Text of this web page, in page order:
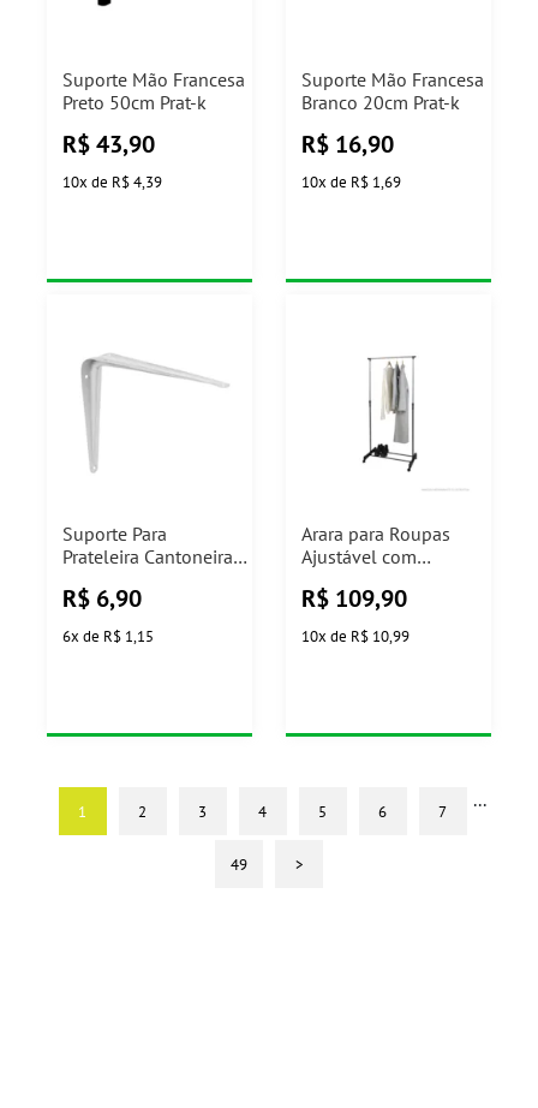
Suporte Mão Francesa
Preto 50cm Prat-k
R$ 43,90
10x de R$ 4,39
Suporte Mão Francesa
Branco 20cm Prat-k
R$ 16,90
10x de R$ 1,69
Suporte Para
Prateleira Cantoneira
R$ 6,90
6x de R$ 1,15
Arara para Roupas
Ajustável com
78x42x168cm Casa
Ok
R$ 109,90
10x de R$ 10,99
1 2 3 4 5 6 7 ...
49 >